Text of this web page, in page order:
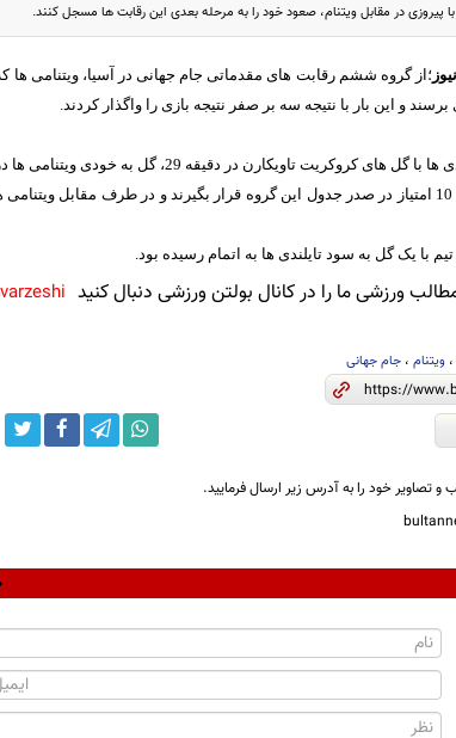
با پیروزی در مقابل ویتنام، صعود خود را به مرحله بعدی این رقابت ها مسجل کنند.
؛از گروه ششم رقابت های مقدماتی جام جهانی در آسیا، ویتنامی ها که
برسند و این بار با نتیجه سه بر صفر نتیجه بازی را واگذار کردند.
با یک گل به سود تایلندی ها به اتمام رسیده بود.
ورزشی ما را در کانال بولتن ورزشی دنبال کنید
ویتنام، جام جهانی
و تصاویر خود را به آدرس زیر ارسال فرمایید.